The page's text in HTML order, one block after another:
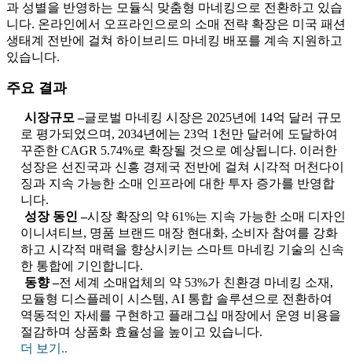
과 성별을 반영하는 모듈식 맞춤형 마네킹으로 전환하고 있습
니다. 온라인에서 오프라인으로의 소매 전략 확장은 미국 패션
생태계 전반에 걸쳐 하이브리드 마네킹 배포를 계속 지원하고
있습니다.
주요 결과
시장규모 –글로벌 마네킹 시장은 2025년에 14억 달러 규모
로 평가되었으며, 2034년에는 23억 1천만 달러에 도달하여
꾸준한 CAGR 5.74%로 확장될 것으로 예상됩니다. 이러한
성장은 선진국과 신흥 경제국 전반에 걸쳐 시각적 머천다이
징과 지속 가능한 소매 인프라에 대한 투자 증가를 반영합
니다.
성장 동인 –시장 확장의 약 61%는 지속 가능한 소매 디자인
이니셔티브, 명품 브랜드 매장 현대화, 소비자 참여를 강화
하고 시각적 매력을 향상시키는 스마트 마네킹 기술의 신속
한 통합에 기인합니다.
동향 –전 세계 소매업체의 약 53%가 친환경 마네킹 소재,
모듈형 디스플레이 시스템, AI 통합 솔루션으로 전환하여
역동적인 자세를 구현하고 플래그십 매장에서 운영 비용을
절감하며 상품화 효율성을 높이고 있습니다.
더 보기..